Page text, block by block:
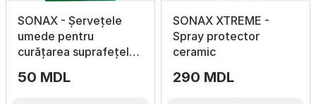
SONAX - Șervețele
umede pentru
curățarea suprafețelor
50 MDL
SONAX XTREME -
Spray protector
ceramic
290 MDL